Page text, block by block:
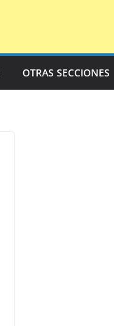
OTRAS SECCIONES